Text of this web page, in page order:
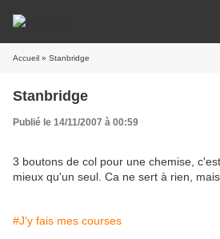
Accueil » Stanbridge
Stanbridge
Publié le 14/11/2007 à 00:59
3 boutons de col pour une chemise,
mieux qu'un seul. Ca ne sert à rien,
#J'y fais mes courses